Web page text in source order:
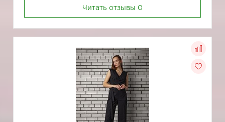
Читать отзывы 0